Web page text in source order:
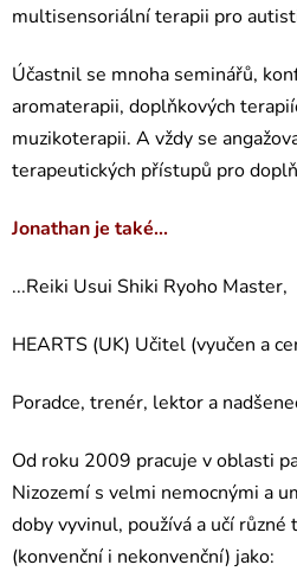
multisensoriální terapii pro
Účastnil se mnoha seminářů,
aromaterapii, doplňkových
muzikoterapii. A vždy se
terapeutických přístupů pro
Jonathan je také...
...Reiki Usui Shiki Ryoho Master,
HEARTS (UK) Učitel (vyučen a
Poradce, trenér, lektor a
Od roku 2009 pracuje v oblasti
Nizozemí s velmi nemocnými a
doby vyvinul, používá a učí
(konvenční i nekonvenční) jako: